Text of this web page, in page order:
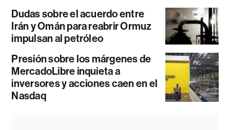
Dudas sobre el acuerdo entre
Irán y Omán para reabrir Ormuz
impulsan al petróleo
Presión sobre los márgenes de
MercadoLibre inquieta a
inversores y acciones caen en el
Nasdaq